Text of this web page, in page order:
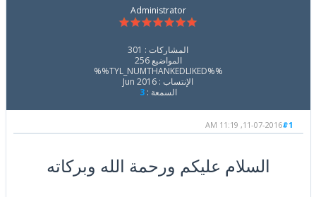
Administrator
المشاركات : 301
المواضيع 256
%%TYL_NUMTHANKEDLIKED%%
الإنتساب : Jun 2016
السمعة :3
#1
11-07-2016, 11:19 AM
السلام عليكم ورحمة الله وبركاته